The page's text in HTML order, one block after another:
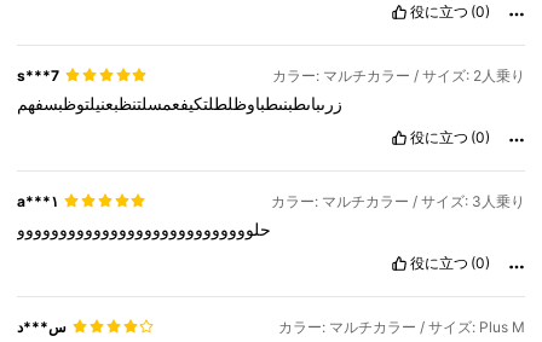
役に立つ (0)
s***7 カラー: マルチカラー / サイズ: 2人乗り
زرىباىطبنىطباوظلطلتكيفعمسلتنظبعنيلتوظبسفهم
役に立つ (0)
a***١ カラー: マルチカラー / サイズ: 3人乗り
حلوووووووووووووووووووووووووووو
役に立つ (0)
س***د カラー: マルチカラー / サイズ: Plus M